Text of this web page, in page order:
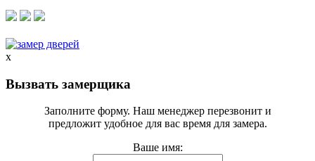
x
Вызвать замерщика
Заполните форму. Наш менеджер перезвонит и
предложит удобное для вас время для замера.
Ваше имя: